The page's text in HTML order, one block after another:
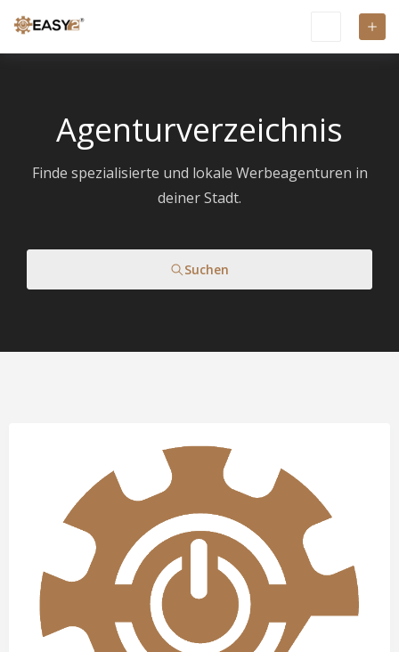
Agenturverzeichnis
Finde spezialisierte und lokale Werbeagenturen in
deiner Stadt.
Suchen